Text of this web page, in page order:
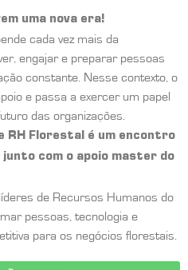
uma nova era!
cada vez mais da
engajar e preparar pessoas
constante. Nesse contexto, o
e passa a exercer um papel
das organizações.
RH Florestal é um encontro
com o apoio master do
de Recursos Humanos do
pessoas, tecnologia e
para os negócios florestais.